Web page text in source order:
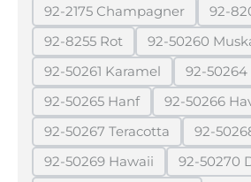
92-2175 Champagner
(Diese Option ist
92-
92-8255 Rot
(Diese Option ist zurzeit nicht
92-50260
92-50261 Karamel
(Diese Option ist zurzeit
92-
92-50265 Hanf
(Diese Option ist zurzeit
92-50266
92-50267 Teracotta
(Diese Option ist zurzeit
92-
92-50269 Hawaii
(Diese Option ist zurzeit
92-50270